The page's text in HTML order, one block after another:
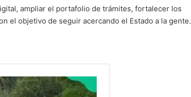
ampliar el portafolio de trámites, fortalecer los
el objetivo de seguir acercando el Estado a la gente.